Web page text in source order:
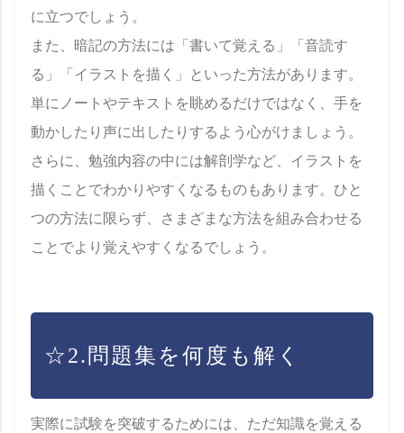
に立つでしょう。
また、暗記の方法には「書いて覚える」「音読す
る」「イラストを描く」といった方法があります。
単にノートやテキストを眺めるだけではなく、手を
動かしたり声に出したりするよう心がけましょう。
さらに、勉強内容の中には解剖学など、イラストを
描くことでわかりやすくなるものもあります。ひと
つの方法に限らず、さまざまな方法を組み合わせる
ことでより覚えやすくなるでしょう。
☆2.問題集を何度も解く
実際に試験を突破するためには、ただ知識を覚える